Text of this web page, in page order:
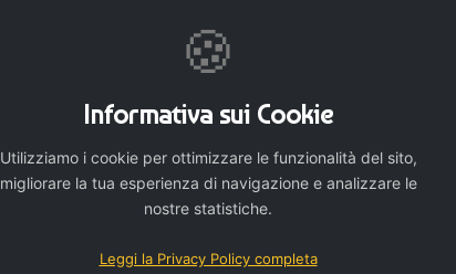
La vestibilità è regolabile?
Il modello è dotato di fascia elastica integrata che assicura
Dettagli del prodotto Dettagli aggiuntivi
🍪
Informativa sui Cookie
Utilizziamo i cookie per ottimizzare le funzionalità del sito,
migliorare la tua esperienza di navigazione e analizzare le
nostre statistiche.
Leggi la Privacy Policy completa